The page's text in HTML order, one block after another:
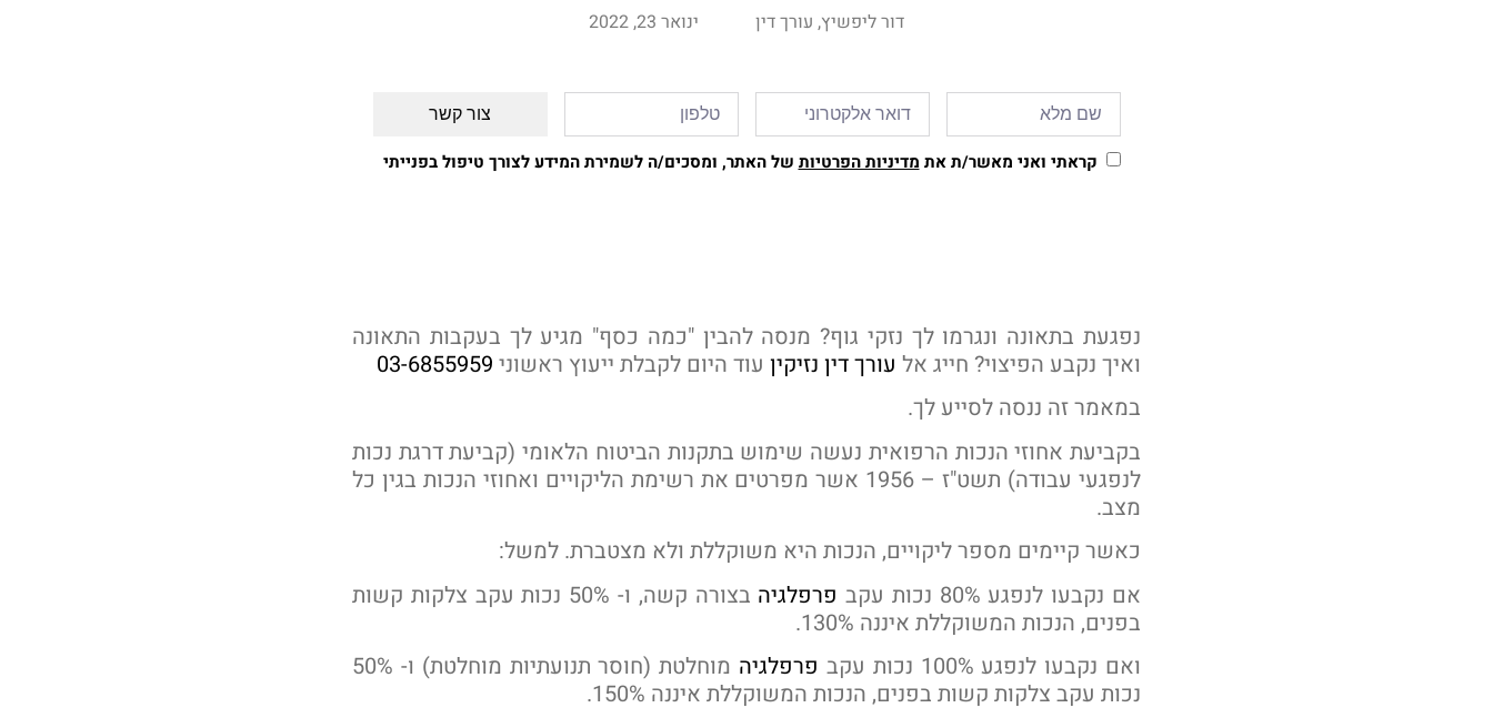
דור ליפשיץ, עורך דין ינואר 23, 2022
צור קשר
קראתי ואני מאשר/ת את מדיניות הפרטיות של האתר, ומסכים/ה לשמירת המידע לצורך טיפול בפנייתי
נפגעת בתאונה ונגרמו לך נזקי גוף? מנסה להבין "כמה כסף" מגיע לך בעקבות התאונה
ואיך נקבע הפיצוי? חייג אל עורך דין נזיקין עוד היום לקבלת ייעוץ ראשוני 03-6855959
במאמר זה ננסה לסייע לך.
בקביעת אחוזי הנכות הרפואית נעשה שימוש בתקנות הביטוח הלאומי (קביעת דרגת נכות
לנפגעי עבודה) תשט"ז – 1956 אשר מפרטים את רשימת הליקויים ואחוזי הנכות בגין כל
מצב.
כאשר קיימים מספר ליקויים, הנכות היא משוקללת ולא מצטברת. למשל:
אם נקבעו לנפגע 80% נכות עקב
פרפלגיה
בצורה קשה, ו- 50% נכות עקב צלקות קשות
בפנים, הנכות המשוקללת איננה 130%.
ואם נקבעו לנפגע 100% נכות עקב
פרפלגיה
מוחלטת (חוסר תנועתיות מוחלטת) ו- 50%
נכות עקב צלקות קשות בפנים, הנכות המשוקללת איננה 150%.